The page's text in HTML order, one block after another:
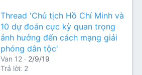
Thread 'Chủ tịch Hồ Chí Minh và
10 dự đoán cực kỳ quan trọng
ảnh hưởng đến cách mạng giải
phóng dân tộc'
Van 12
2/9/19
Trả lời: 2